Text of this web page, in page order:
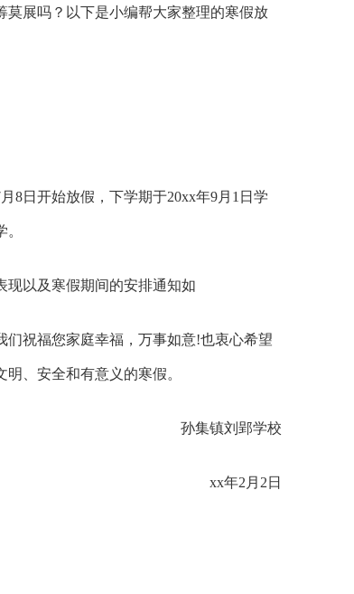
展吗？以下是小编帮大家整理的寒假放
8日开始放假，下学期于20xx年9月1日学
现以及寒假期间的安排通知如
们祝福您家庭幸福，万事如意!也衷心希望
、安全和有意义的寒假。
孙集镇刘郢学校
xx年2月2日